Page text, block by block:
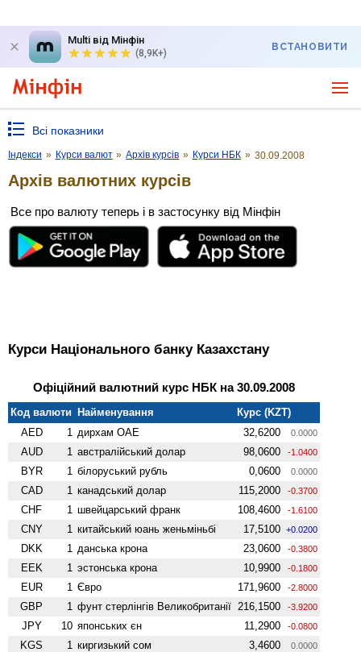
Multi від Мінфін
(8,9K+)
ВСТАНОВИТИ
Всі показники
Індекси » Курси валют » Архів курсів » Курси НБК » 30.09.2008
Архів валютних курсів
Все про валюту теперь і в застосунку від Мінфін
Курси Національного банку Казахстану
Офіційний валютний курс НБК на 30.09.2008
Код валюти Найменування
Курс (KZT)
AED
1 дирхам ОАЕ 32,6200 0.0000
AUD 1 австралійський долар 98,0600 -1.0400
BYR 1 білоруський рубль 0,0600 0.0000
CAD 1 канадський долар 115,2000 -0.3700
CHF 1 швейцарський франк 108,4600 -1.6100
CNY 1 китайський юань женьмiньбi 17,5100 +0.0200
DKK 1 данська крона 23,0600 -0.3800
EEK 1 эстонська крона 10,9900 -0.1800
EUR 1 Євро 171,9600 -2.8000
GBP 1 фунт стерлінгів Велико­британії 216,1500 -3.9200
JPY 10 японських єн 11,2900 -0.0800
KGS 1 киргизький сом 3,4600 0.0000